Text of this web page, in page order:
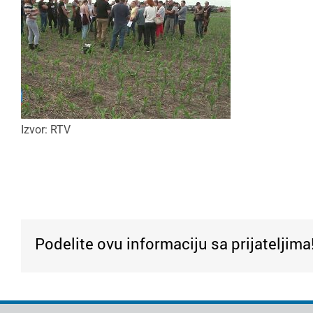
Izvor: RTV
Podelite ovu informaciju sa